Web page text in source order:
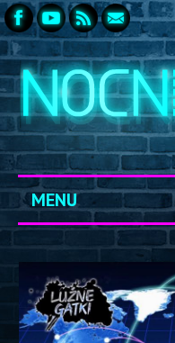
MENU
START
ARCHIWUM
KONTAKT